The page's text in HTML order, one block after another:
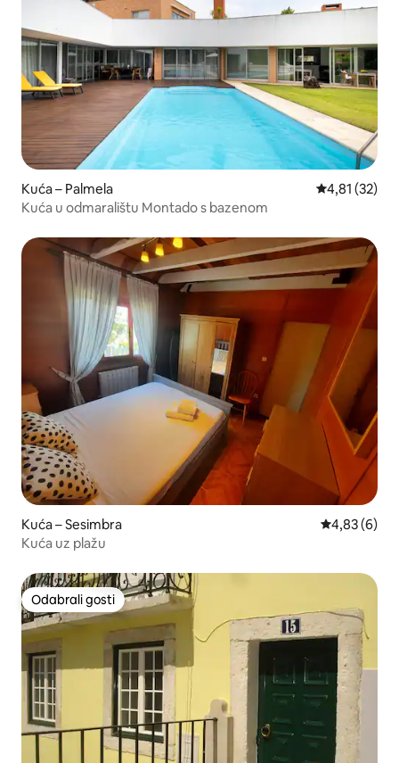
Kuća – Palmela Prosječna
4,81 (32)
Kuća u odmaralištu Montado s bazenom
Kuća – Sesimbra Prosječna
4,83 (6)
Kuća uz plažu
Odabrali gosti
Odabrali gosti